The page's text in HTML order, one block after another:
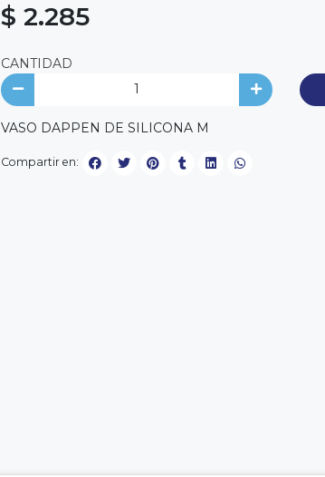
$ 2.285
CANTIDAD
VASO DAPPEN DE SILICONA M
Compartir en: